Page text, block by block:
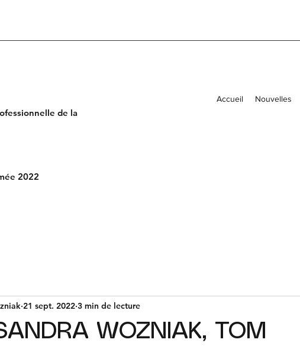
de la
2022
Accueil Nouvelles
WOZNIAK, TOM
21 sept. 2022 3 min de lecture